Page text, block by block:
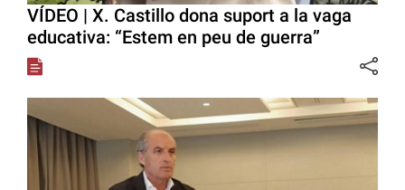
VÍDEO | X. Castillo dona suport a la vaga
educativa: “Estem en peu de guerra”